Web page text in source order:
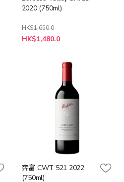
2020 (750ml)
HK$1,650.0
特
殊
HK$1,480.0
奔富 CWT 521 2022
(750ml)